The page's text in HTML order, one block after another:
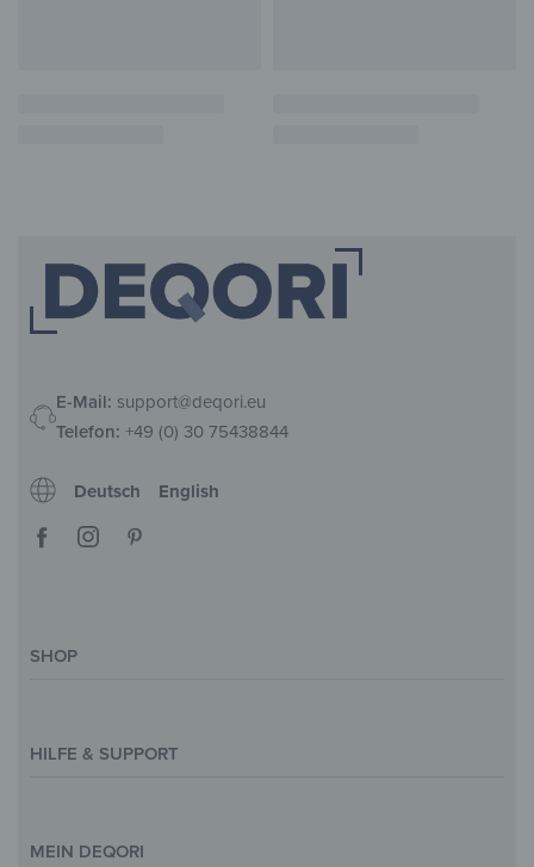
E-Mail: support@deqori.eu
Telefon: +49 (0) 30 75438844
Deutsch English
SHOP
Motive & Themenwelt
HILFE & SUPPORT
Hilfe & FAQ
MEIN DEQORI